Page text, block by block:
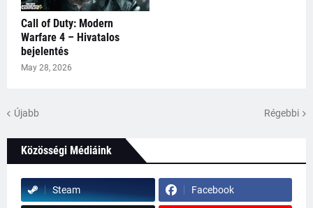
Call of Duty: Modern
Warfare 4 – Hivatalos
bejelentés
May 28, 2026
Újabb Régebbi
Közösségi Médiáink
Steam Facebook